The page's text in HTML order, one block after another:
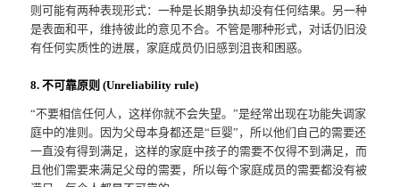
则可能有两种表现形式：一种是长期争执却没有任何结果。另一种
是表面和平，维持彼此的意见不合。不管是哪种形式，对话仍旧没
有任何实质性的进展，家庭成员仍旧感到沮丧和困惑。
8. 不可靠原则 (Unreliability rule)
“不要相信任何人，这样你就不会失望。”是经常出现在功能失调家
庭中的准则。因为父母本身都还是“巨婴”，所以他们自己的需要还
一直没有得到满足，这样的家庭中孩子的需要不仅得不到满足，而
且他们需要来满足父母的需要，所以每个家庭成员的需要都没有被